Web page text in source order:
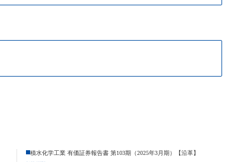
積水化学工業 有価証券報告書 第103期（2025年3月期）【沿革】